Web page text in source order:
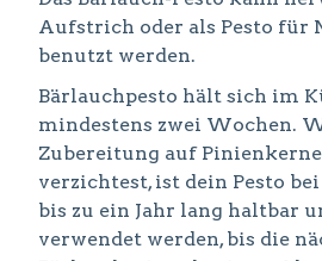
Aufstrich oder als Pesto für
benutzt werden.
Bärlauchpesto hält sich im
mindestens zwei Wochen.
Zubereitung auf
verzichtest, ist dein Pesto
bis zu ein Jahr lang haltbar
verwendet werden, bis die